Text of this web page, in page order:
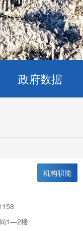
政府数据
机构职能
1—2楼